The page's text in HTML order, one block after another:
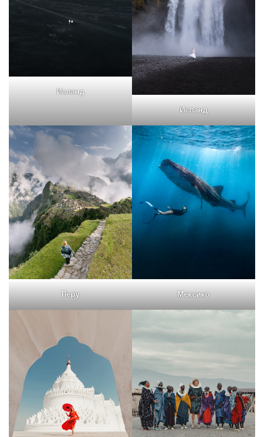
Исланд
Исланд
Перу Мексико